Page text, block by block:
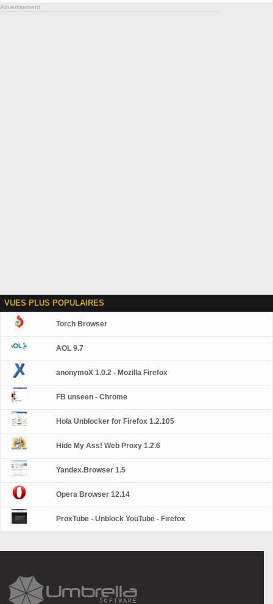
Advertisement
VUES PLUS POPULAIRES
Torch Browser
AOL 9.7
anonymoX 1.0.2 - Mozilla Firefox
FB unseen - Chrome
Hola Unblocker for Firefox 1.2.105
Hide My Ass! Web Proxy 1.2.6
Yandex.Browser 1.5
Opera Browser 12.14
ProxTube - Unblock YouTube - Firefox